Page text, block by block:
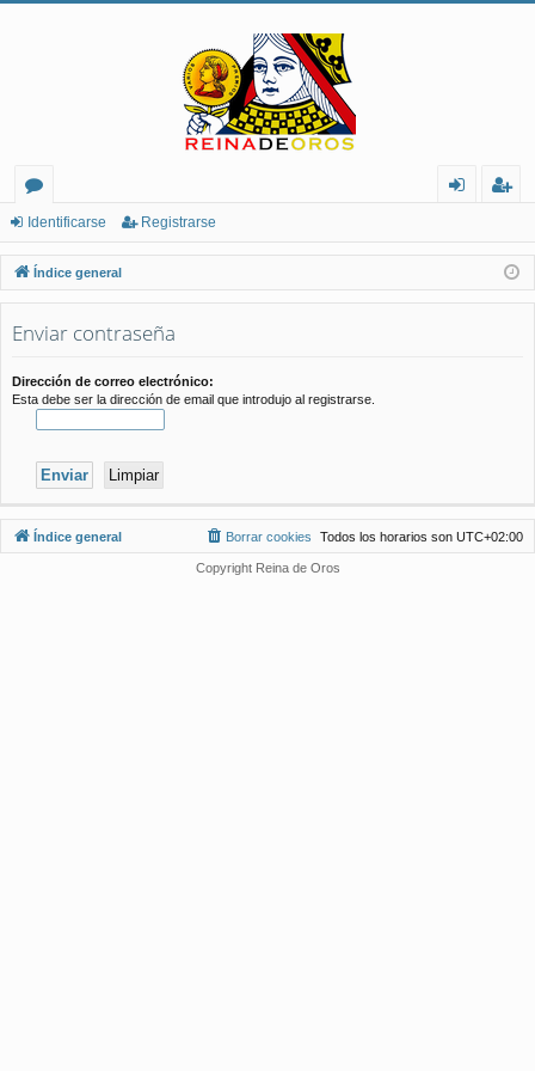
or
os
nt
ifi
ist
ra
Identificarse Registrarse
Índice general
Enviar contraseña
Dirección de correo electrónico:
Esta debe ser la dirección de email que introdujo al registrarse.
Índice general Todos los horarios son UTC+02:00
Borrar cookies
Copyright Reina de Oros